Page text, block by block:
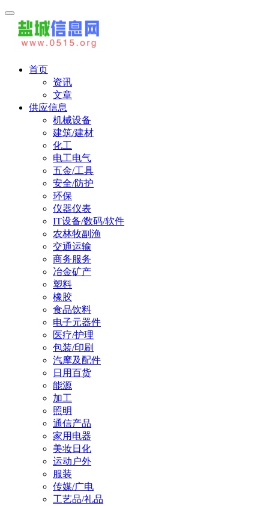
首页
资讯
文章
供应信息
机械设备
建筑/建材
化工
电工电气
五金/工具
安全/防护
环保
仪器仪表
IT设备/数码/软件
农林牧副渔
交通运输
商务服务
冶金矿产
塑料
橡胶
食品饮料
电子元器件
医疗/护理
包装/印刷
汽摩及配件
日用百货
能源
加工
照明
通信产品
家用电器
美妆日化
运动户外
服装
传媒/广电
工艺品/礼品